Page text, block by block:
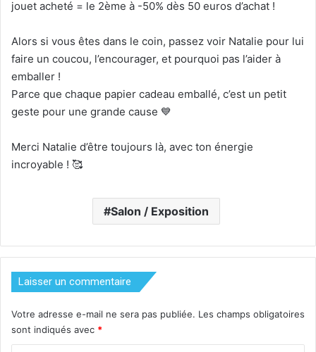
jouet acheté = le 2ème à -50% dès 50 euros d’achat !
Alors si vous êtes dans le coin, passez voir Natalie pour lui
faire un coucou, l’encourager, et pourquoi pas l’aider à
emballer !
Parce que chaque papier cadeau emballé, c’est un petit
geste pour une grande cause 💙
Merci Natalie d’être toujours là, avec ton énergie
incroyable ! 🥰
Salon / Exposition
Laisser un commentaire
Votre adresse e-mail ne sera pas publiée. Les champs obligatoires
sont indiqués avec *